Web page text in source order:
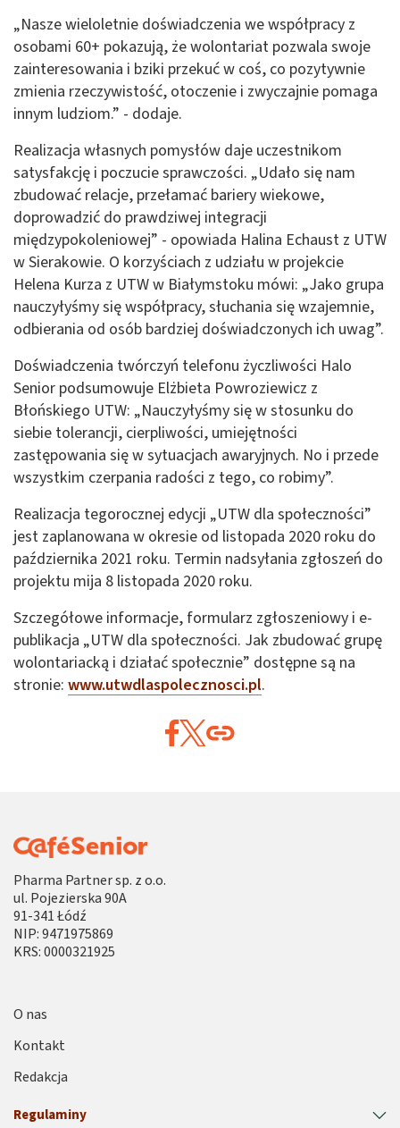
„Nasze wieloletnie doświadczenia we współpracy z
osobami 60+ pokazują, że wolontariat pozwala swoje
zainteresowania i bziki przekuć w coś, co pozytywnie
zmienia rzeczywistość, otoczenie i zwyczajnie pomaga
innym ludziom.” - dodaje.
Realizacja własnych pomysłów daje uczestnikom
satysfakcję i poczucie sprawczości. „Udało się nam
zbudować relacje, przełamać bariery wiekowe,
doprowadzić do prawdziwej integracji
międzypokoleniowej” - opowiada Halina Echaust z UTW
w Sierakowie. O korzyściach z udziału w projekcie
Helena Kurza z UTW w Białymstoku mówi: „Jako grupa
nauczyłyśmy się współpracy, słuchania się wzajemnie,
odbierania od osób bardziej doświadczonych ich uwag”.
Doświadczenia twórczyń telefonu życzliwości Halo
Senior podsumowuje Elżbieta Powroziewicz z
Błońskiego UTW: „Nauczyłyśmy się w stosunku do
siebie tolerancji, cierpliwości, umiejętności
zastępowania się w sytuacjach awaryjnych. No i przede
wszystkim czerpania radości z tego, co robimy”.
Realizacja tegorocznej edycji „UTW dla społeczności”
jest zaplanowana w okresie od listopada 2020 roku do
października 2021 roku. Termin nadsyłania zgłoszeń do
projektu mija 8 listopada 2020 roku.
Szczegółowe informacje, formularz zgłoszeniowy i e-
publikacja „UTW dla społeczności. Jak zbudować grupę
wolontariacką i działać społecznie” dostępne są na
stronie: www.utwdlaspolecznosci.pl.
Pharma Partner sp. z o.o.
ul. Pojezierska 90A
91-341 Łódź
NIP: 9471975869
KRS: 0000321925
Regulaminy
O nas
Kontakt
Redakcja